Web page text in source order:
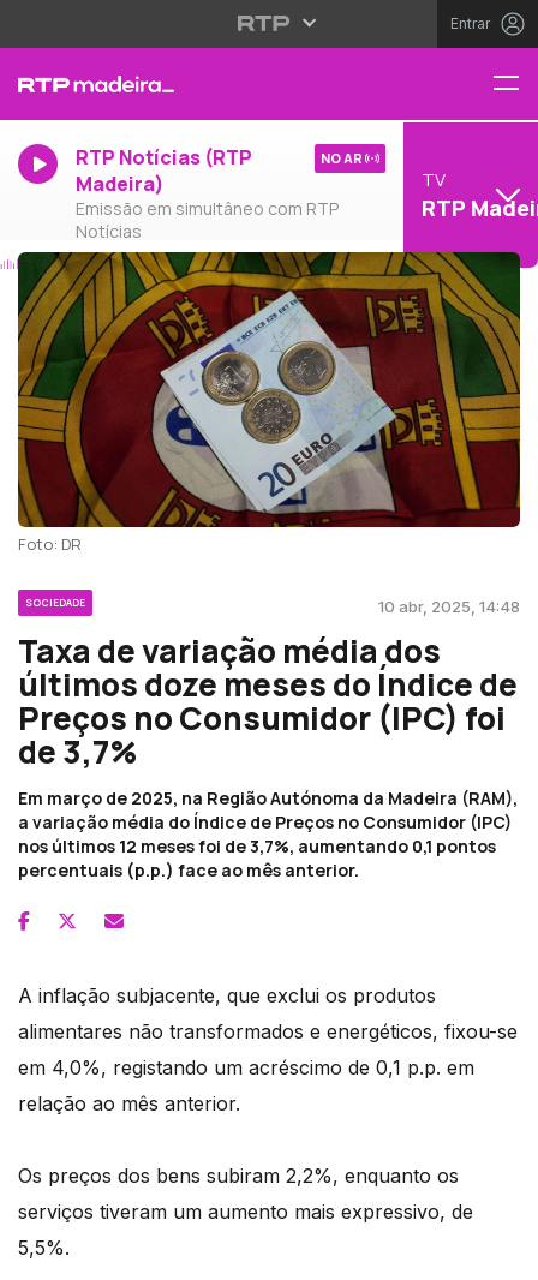
Entrar
RTP Notícias (RTP
Madeira)
Emissão em simultâneo com RTP
Notícias
NO AR
TV
RTP
Foto: DR
SOCIEDADE 10 abr, 2025, 14:48
Taxa de variação média dos
últimos doze meses do Índice de
Preços no Consumidor (IPC) foi
de 3,7%
Em março de 2025, na Região Autónoma da Madeira (RAM),
a variação média do Índice de Preços no Consumidor (IPC)
nos últimos 12 meses foi de 3,7%, aumentando 0,1 pontos
percentuais (p.p.) face ao mês anterior.
A inflação subjacente, que exclui os produtos
alimentares não transformados e energéticos, fixou-se
em 4,0%, registando um acréscimo de 0,1 p.p. em
relação ao mês anterior.
Os preços dos bens subiram 2,2%, enquanto os
serviços tiveram um aumento mais expressivo, de
5,5%.